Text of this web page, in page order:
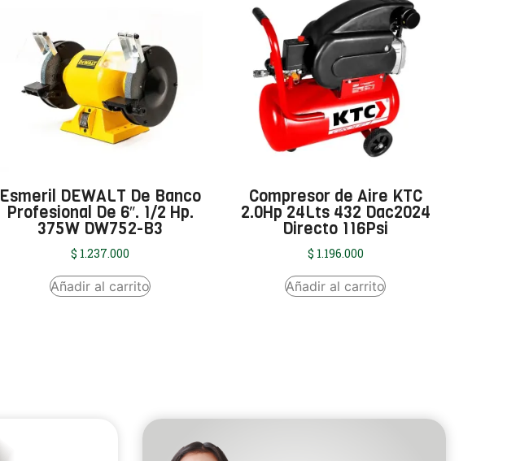
Esmeril DEWALT De Banco
Profesional De 6″. 1/2 Hp.
375W DW752-B3
$ 1.237.000
Añadir al carrito
Compresor de Aire KTC
2.0Hp 24Lts 432 Dac2024
Directo 116Psi
$ 1.196.000
Añadir al carrito